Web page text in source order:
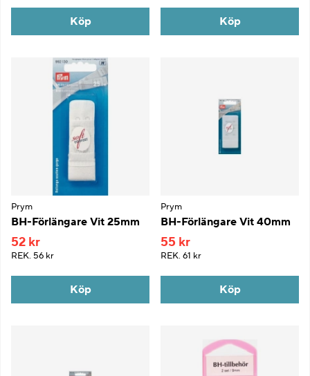
Köp Köp
Prym
BH-Förlängare Vit 25mm
52 kr
REK. 56 kr
Köp
Prym
BH-Förlängare Vit 40mm
55 kr
REK. 61 kr
Köp